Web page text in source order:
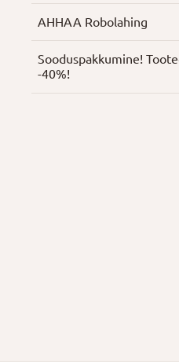
AHHAA Robolahing
Soodus­pakkumine!
-40%!